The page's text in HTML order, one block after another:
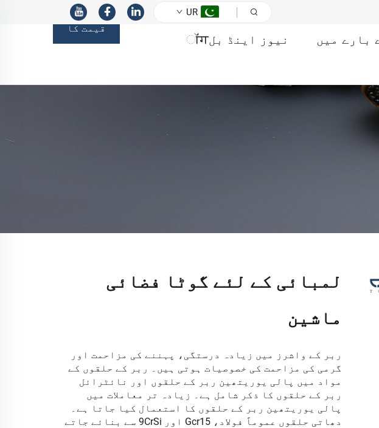
UR
بارے میں نیوز اینڈ بلॉग
قیمت کا
کریں
لمبائی کے لئے گوٹا فضائی
ماشین
ربر کے واشرز میں زیادہ درستگی، پہننے کی مزاحمت اور
گرمی کی مزاحمت کی خصوصیات ہوتی ہیں۔ ربر کے حلقوں کے
مواد میں پالی یوریتھین ربر کے حلقوں اور نائٹرائل
ربر کے حلقوں کا ذکر شامل ہے۔ زیادہ تر معاملات میں
پالی یوریتھین ربر کے حلقوں کا استعمال کیا جاتا ہے۔
دھاتی حلقوں عموماً فولاد، Gcr15 اور 9CrSi سے بنائے جاتے